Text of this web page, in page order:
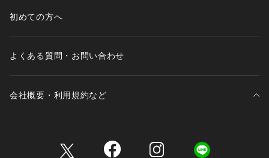
【Size Specs】
S/ 着丈 63 | 肩幅 40.1 | バスト 90 | そで丈 16.8
モデル情報
※実際の商品と色味、仕様、加工、サイズ、素材等が若干異な
初めての方へ
よくある質問・お問い合わせ
会社概要・利用規約など